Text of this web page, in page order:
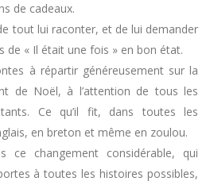
de cadeaux.
tout lui raconter, et de lui demander
de « Il était une fois » en bon état.
à répartir généreusement sur la
de Noël, à l’attention de tous les
Ce qu’il fit, dans toutes les
en breton et même en zoulou.
ce changement considérable, qui
à toutes les histoires possibles,